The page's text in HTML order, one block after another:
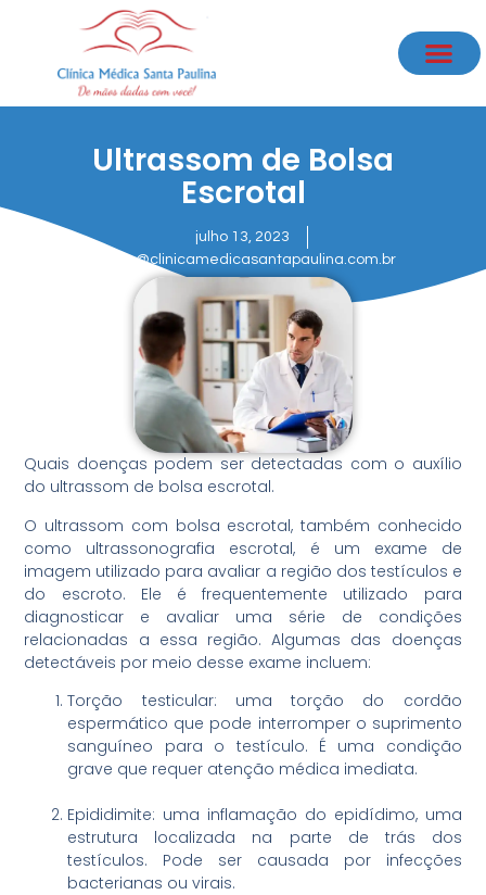
Ultrassom de Bolsa
Escrotal
julho 13, 2023
admin@clinicamedicasantapaulina.com.br
Quais doenças podem ser detectadas com o auxílio
do ultrassom de bolsa escrotal.
O ultrassom com bolsa escrotal, também conhecido
como ultrassonografia escrotal, é um exame de
imagem utilizado para avaliar a região dos testículos e
do escroto. Ele é frequentemente utilizado para
diagnosticar e avaliar uma série de condições
relacionadas a essa região. Algumas das doenças
detectáveis por meio desse exame incluem:
Torção testicular: uma torção do cordão
espermático que pode interromper o suprimento
sanguíneo para o testículo. É uma condição
grave que requer atenção médica imediata.
Epididimite: uma inflamação do epidídimo, uma
estrutura localizada na parte de trás dos
testículos. Pode ser causada por infecções
bacterianas ou virais.